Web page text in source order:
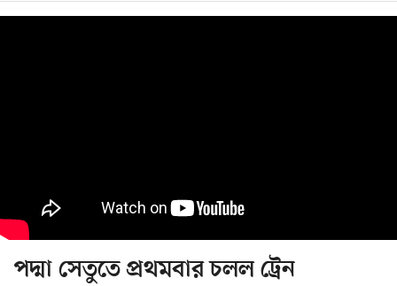
পদ্মা সেতুতে প্রথমবার চলল ট্রেন